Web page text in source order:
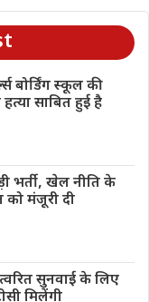
बोर्डिंग स्कूल की
साबित हुई है
भर्ती, खेल नीति के
मंजूरी दी
सुनवाई के लिए
मिलेंगी